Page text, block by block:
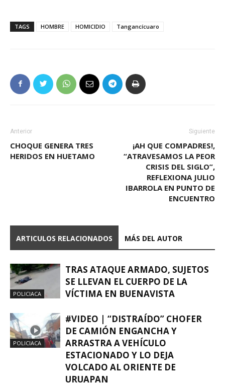
TAGS HOMBRE HOMICIDIO Tangancícuaro
Anterior
CHOQUE GENERA TRES
HERIDOS EN HUETAMO
Siguiente
¡AH QUE COMPADRES!,
“ATRAVESAMOS LA PEOR
CRISIS DEL SIGLO”,
REFLEXIONA JULIO
IBARROLA EN PUNTO DE
ENCUENTRO
ARTICULOS RELACIONADOS MÁS DEL AUTOR
POLICIACA
TRAS ATAQUE ARMADO, SUJETOS
SE LLEVAN EL CUERPO DE LA
VÍCTIMA EN BUENAVISTA
POLICIACA
#VIDEO | “DISTRAÍDO” CHOFER
DE CAMIÓN ENGANCHA Y
ARRASTRA A VEHÍCULO
ESTACIONADO Y LO DEJA
VOLCADO AL ORIENTE DE
URUAPAN